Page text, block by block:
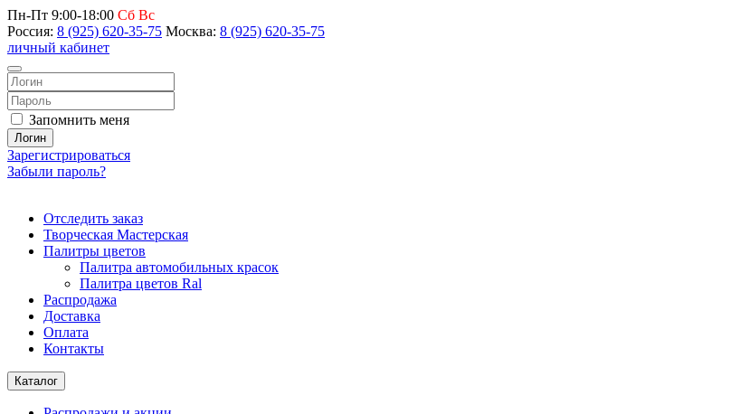
Пн-Пт 9:00-18:00 Сб Вс
Россия: 8 (925) 620-35-75 Москва: 8 (925) 620-35-75
личный кабинет
Запомнить меня
Логин
Зарегистрироваться
Забыли пароль?
Отследить заказ
Творческая Мастерская
Палитры цветов
Палитра автомобильных красок
Палитра цветов Ral
Распродажа
Доставка
Оплата
Контакты
Каталог